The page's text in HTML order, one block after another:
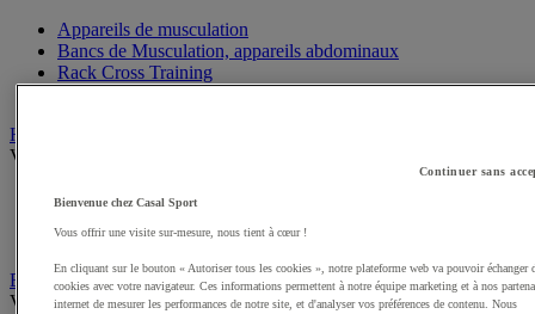
Appareils de musculation
Bancs de Musculation, appareils abdominaux
Rack Cross Training
Haltères, Barres, Disques, Poids
Voir tous les produits
Haltères Musculation et Fitness
Barres Musculation et Fitness
Equipement de Fitness et Cross training
Voir tous les produits
Continuer sans
Bienvenue chez Casal Sport
Vous offrir une visite sur-mesure, nous tient à cœur !
En cliquant sur le bouton « Autoriser tous les cookies », notre plateforme web va pouvoir échanger
cookies avec votre navigateur. Ces informations permettent à notre équipe marketing et à nos
internet de mesurer les performances de notre site, et d'analyser vos préférences de contenu. Nous